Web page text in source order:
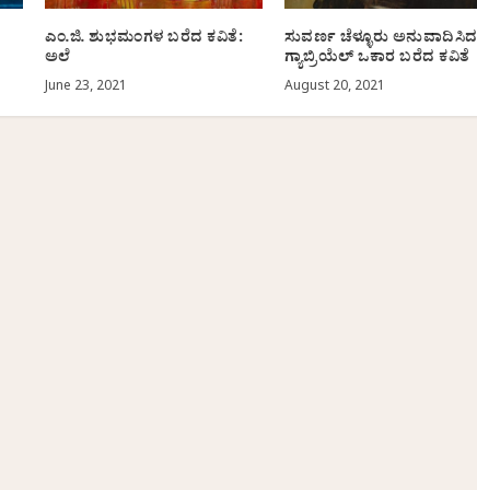
ಎಂ.ಜಿ. ಶುಭಮಂಗಳ ಬರೆದ ಕವಿತೆ:
ಅಲೆ
June 23, 2021
ಸುವರ್ಣ ಚೆಳ್ಳೂರು ಅನುವಾದಿಸಿದ
ಗ್ಯಾಬ್ರಿಯೆಲ್ ಒಕಾರ ಬರೆದ ಕವಿತೆ
August 20, 2021